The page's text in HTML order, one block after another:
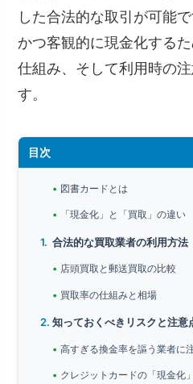
した合法的な取引が可能
かつ客観的に現金化する
仕組み、そして利用時の
す。
目次
図書カードとは
「現金化」と「買取」の違い
合法的な買取業者の利用方法
店頭買取と郵送買取の比較
買取率の仕組みと相場
知っておくべきリスクと注意
高すぎる換金率を謳う業者に
クレジットカードの「現金化